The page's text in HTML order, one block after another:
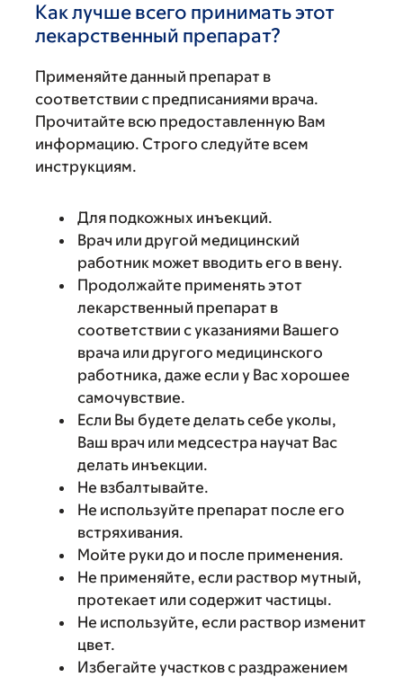
Как лучше всего принимать этот
лекарственный препарат?
Применяйте данный препарат в
соответствии с предписаниями врача.
Прочитайте всю предоставленную Вам
информацию. Строго следуйте всем
инструкциям.
Для подкожных инъекций.
Врач или другой медицинский
работник может вводить его в вену.
Продолжайте применять этот
лекарственный препарат в
соответствии с указаниями Вашего
врача или другого медицинского
работника, даже если у Вас хорошее
самочувствие.
Если Вы будете делать себе уколы,
Ваш врач или медсестра научат Вас
делать инъекции.
Не взбалтывайте.
Не используйте препарат после его
встряхивания.
Мойте руки до и после применения.
Не применяйте, если раствор мутный,
протекает или содержит частицы.
Не используйте, если раствор изменит
цвет.
Избегайте участков с раздражением